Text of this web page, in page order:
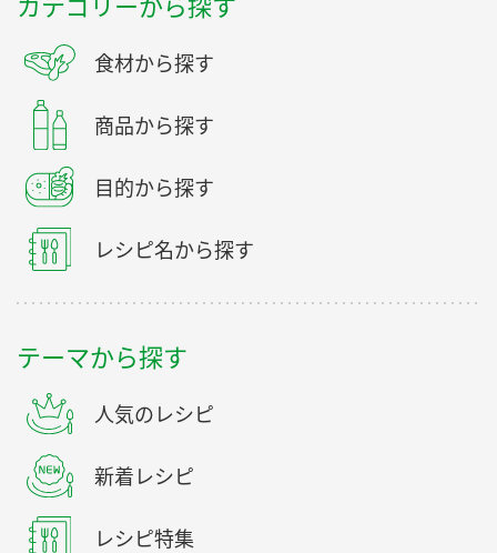
カテゴリーから探す
食材から探す
商品から探す
目的から探す
レシピ名から探す
テーマから探す
人気のレシピ
新着レシピ
レシピ特集